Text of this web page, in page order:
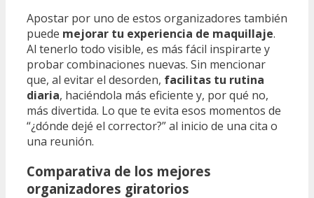
Apostar por uno de estos organizadores también
puede mejorar tu experiencia de maquillaje.
Al tenerlo todo visible, es más fácil inspirarte y
probar combinaciones nuevas. Sin mencionar
que, al evitar el desorden, facilitas tu rutina
diaria, haciéndola más eficiente y, por qué no,
más divertida. Lo que te evita esos momentos de
“¿dónde dejé el corrector?” al inicio de una cita o
una reunión.
Comparativa de los mejores
organizadores giratorios